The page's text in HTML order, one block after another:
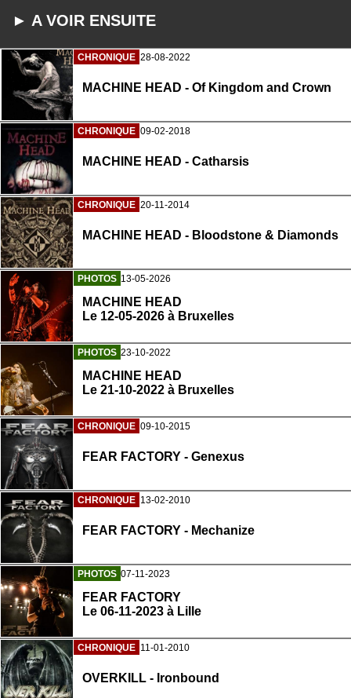
► A VOIR ENSUITE
CHRONIQUE 28-08-2022
MACHINE HEAD - Of Kingdom and Crown
CHRONIQUE 09-02-2018
MACHINE HEAD - Catharsis
CHRONIQUE 20-11-2014
MACHINE HEAD - Bloodstone & Diamonds
PHOTOS 13-05-2026
MACHINE HEAD
Le 12-05-2026 à Bruxelles
PHOTOS 23-10-2022
MACHINE HEAD
Le 21-10-2022 à Bruxelles
CHRONIQUE 09-10-2015
FEAR FACTORY - Genexus
CHRONIQUE 13-02-2010
FEAR FACTORY - Mechanize
PHOTOS 07-11-2023
FEAR FACTORY
Le 06-11-2023 à Lille
CHRONIQUE 11-01-2010
OVERKILL - Ironbound